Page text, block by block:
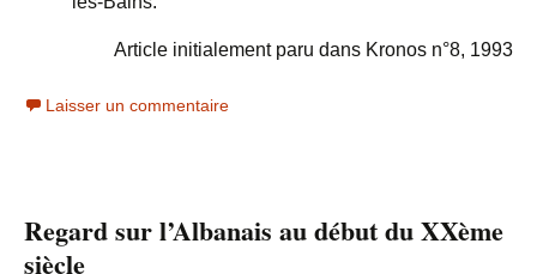
Article initialement paru dans Kronos n°8, 1993
Laisser un commentaire
Regard sur l’Albanais au début du XXème
siècle